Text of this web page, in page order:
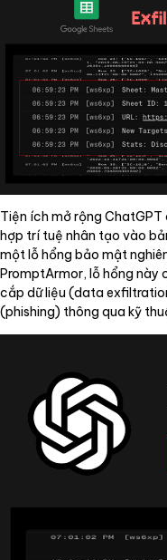
Tiện ích mở rộng
hợp trí tuệ nhân tạo vào
một lỗ hổng bảo mật
PromptArmor, lỗ hổng này
cắp dữ liệu (data
(phishing) thông qua kỹ